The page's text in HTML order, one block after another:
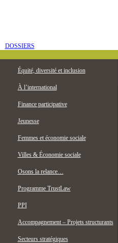
collectif, c’est quoi?
Entrepreneuriat collectif jeunesse
c’est quoi?
SISMIC
SISMIC
nationaux
trouver
DOSSIERS
Équité, diversité et inclusion
À l’international
Finance participative
Jeunesse
Femmes et économie sociale
Villes & Économie sociale
Osons la relance…
Programme TrustLaw
PPI
Accompagnement – Projets structurants
Secteurs stratégiques
OFFRES D’EMPLOI